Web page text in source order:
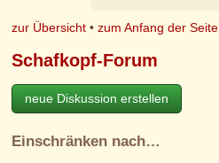
zur Übersicht •zum Anfang der Seite
Schafkopf-Forum
neue Diskussion erstellen
Einschränken nach…